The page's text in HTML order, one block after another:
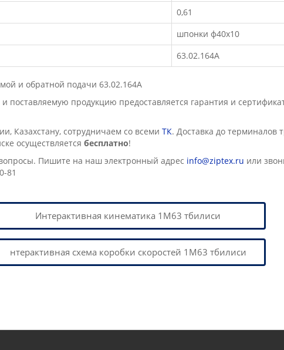
0,61
шпонки ф40х10
63.02.164А
и обратной подачи 63.02.164А
поставляемую продукцию предоставляется гарантия и
Казахстану, сотрудничаем со всеми ТК. Доставка до терминалов
осущеcтвляется бесплатно!
Пишите на наш электронный адрес info@ziptex.ru или
81
Интерактивная кинематика 1М63 тбилиси
нтерактивная схема коробки скоростей 1М63 тбилиси